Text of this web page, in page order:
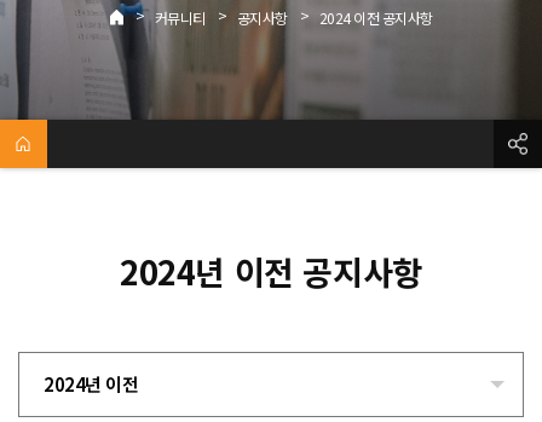
> 커뮤니티 > 공지사항 > 2024 이전 공지사항
2024년 이전 공지사항
2024년 이전